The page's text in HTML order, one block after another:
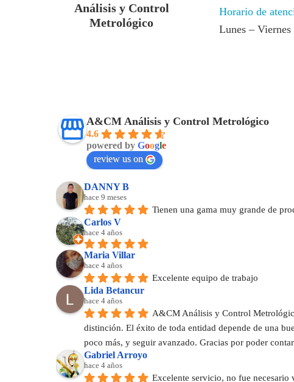
Análisis y Control
Metrológico
Horario de
Lunes –
A&CM Análisis y Control Metrológico
4.6
powered by Google
review us on
DANNY B
hace 9 meses
Tienen una gama muy grande de
Carlos V
hace 4 años
Maria Villar
hace 4 años
Excelente equipo de trabajo
Lida Betancur
hace 4 años
A&CM Análisis y Control
distinción. El éxito de toda entidad depende de una
poco más, y seguir avanzado. Gracias por poder
Gabriel Arroyo
hace 4 años
Excelente servicio, no fue